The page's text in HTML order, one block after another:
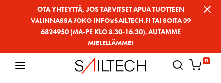
OTA YHTEYTTÄ, JOS TARVITSET APUA TUOTTEEN
VALINNASSA JOKO INFO@SAILTECH.FI TAI SOITA 09
6824950 (MA-PE KLO 8.30-16.30). AUTAMME
MIELELLÄMME!
0